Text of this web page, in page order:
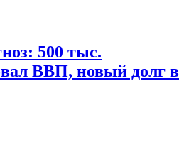
500 тыс.
ВВП, новый долг в